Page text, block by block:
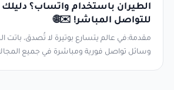
الطيران باستخدام واتساب؟
للتواصل المباشر! ✉️🌐
مقدمة:في عالم يتسارع بوتيرة لا تُصدق، باتت
وسائل تواصل فورية ومباشرة في جميع